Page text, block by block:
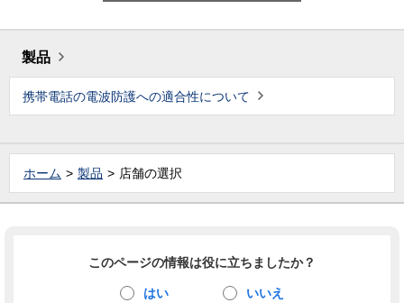
製品
携帯電話の電波防護への適合性について
ホーム 製品 店舗の選択
このページの情報は役に立ちましたか？
はい いいえ